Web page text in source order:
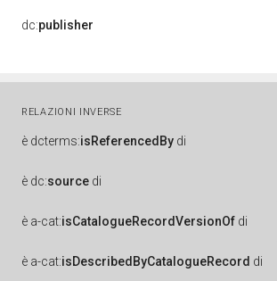
dc:publisher
RELAZIONI INVERSE
è dcterms:isReferencedBy di
è dc:source di
è a-cat:isCatalogueRecordVersionOf di
è a-cat:isDescribedByCatalogueRecord di